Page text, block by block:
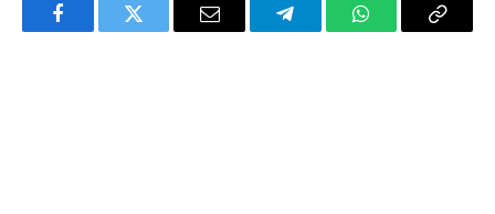
FacebookTwitter Email TelegramWhatsAppCopy